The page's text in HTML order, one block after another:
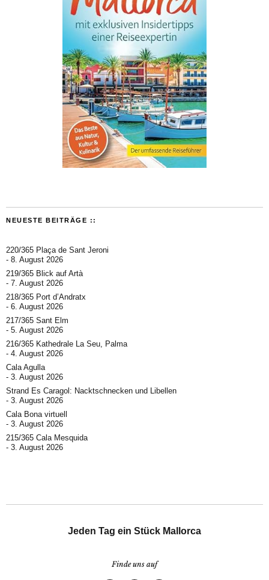
NEUESTE BEITRÄGE ::
220/365 Plaça de Sant Jeroni
8. August 2026
219/365 Blick auf Artà
7. August 2026
218/365 Port d’Andratx
6. August 2026
217/365 Sant Elm
5. August 2026
216/365 Kathedrale La Seu, Palma
4. August 2026
Cala Agulla
3. August 2026
Strand Es Caragol: Nacktschnecken und Libellen
3. August 2026
Cala Bona virtuell
3. August 2026
215/365 Cala Mesquida
3. August 2026
Jeden Tag ein Stück Mallorca
Finde uns auf